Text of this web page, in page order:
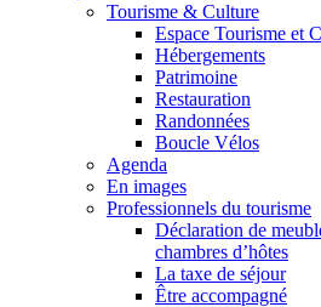
Tourisme & Culture
Espace Tourisme et
Hébergements
Patrimoine
Restauration
Randonnées
Boucle Vélos
Agenda
En images
Professionnels du tourisme
Déclaration de
chambres d’hôtes
La taxe de séjour
Être accompagné